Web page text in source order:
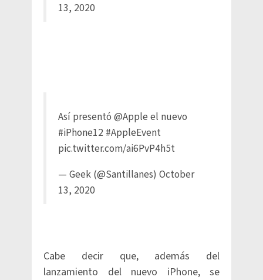
13, 2020
Así presentó @Apple el nuevo
#iPhone12 #AppleEvent
pic.twitter.com/ai6PvP4h5t
— Geek (@Santillanes) October
13, 2020
Cabe decir que, además del
lanzamiento del nuevo iPhone, se